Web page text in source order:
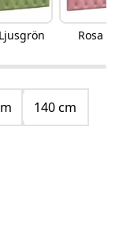
Ljusgrön Rosa
140 cm